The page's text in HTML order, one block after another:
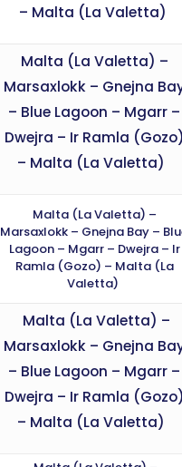
– Malta (La Valetta)
Malta (La Valetta) –
Marsaxlokk – Gnejna
– Blue Lagoon – Mgarr –
Dwejra – Ir Ramla
– Malta (La Valetta)
Malta (La Valetta) –
Marsaxlokk – Gnejna Bay –
Lagoon – Mgarr – Dwejra – Ir
Ramla (Gozo) – Malta (La
Valetta)
Malta (La Valetta) –
Marsaxlokk – Gnejna
– Blue Lagoon – Mgarr –
Dwejra – Ir Ramla
– Malta (La Valetta)